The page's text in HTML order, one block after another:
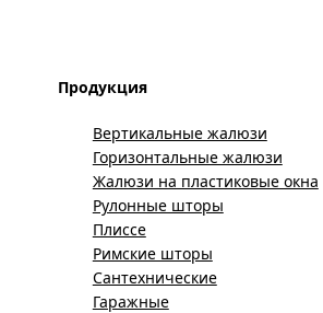
Продукция
Вертикальные жалюзи
Горизонтальные жалюзи
Жалюзи на пластиковые окна
Рулонные шторы
Плиссе
Римские шторы
Сантехнические
Гаражные